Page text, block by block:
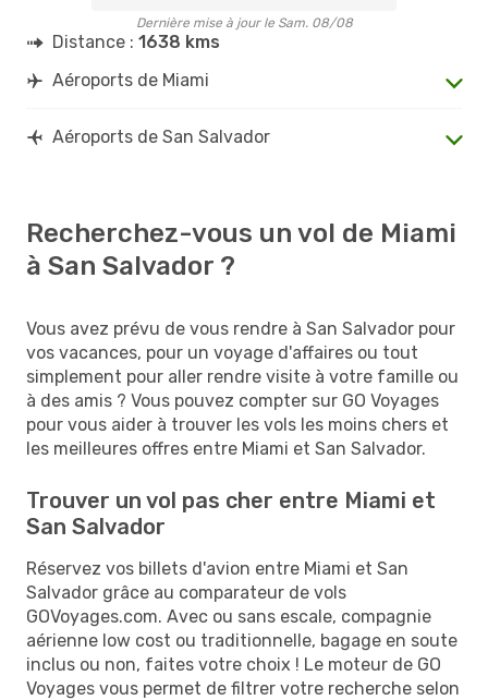
Dernière mise à jour le Sam. 08/08
Distance : 1638 kms
Aéroports de Miami
Aéroports de San Salvador
Recherchez-vous un vol de Miami
à San Salvador ?
Vous avez prévu de vous rendre à San Salvador pour
vos vacances, pour un voyage d'affaires ou tout
simplement pour aller rendre visite à votre famille ou
à des amis ? Vous pouvez compter sur GO Voyages
pour vous aider à trouver les vols les moins chers et
les meilleures offres entre Miami et San Salvador.
Trouver un vol pas cher entre Miami et
San Salvador
Réservez vos billets d'avion entre Miami et San
Salvador grâce au comparateur de vols
GOVoyages.com. Avec ou sans escale, compagnie
aérienne low cost ou traditionnelle, bagage en soute
inclus ou non, faites votre choix ! Le moteur de GO
Voyages vous permet de filtrer votre recherche selon